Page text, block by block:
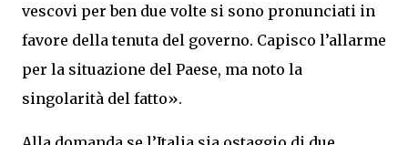
vescovi per ben due volte si sono pronunciati in
favore della tenuta del governo. Capisco l’allarme
per la situazione del Paese, ma noto la
singolarità del fatto».